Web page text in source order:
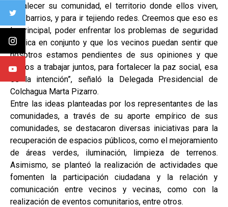
fortalecer su comunidad, el territorio donde ellos viven,
sus barrios, y para ir tejiendo redes. Creemos que eso es
lo principal, poder enfrentar los problemas de seguridad
pública en conjunto y que los vecinos puedan sentir que
nosotros estamos pendientes de sus opiniones y que
vamos a trabajar juntos, para fortalecer la paz social, esa
es la intención”, señaló la Delegada Presidencial de
Colchagua Marta Pizarro.
Entre las ideas planteadas por los representantes de las
comunidades, a través de su aporte empírico de sus
comunidades, se destacaron diversas iniciativas para la
recuperación de espacios públicos, como el mejoramiento
de áreas verdes, iluminación, limpieza de terrenos.
Asimismo, se planteó la realización de actividades que
fomenten la participación ciudadana y la relación y
comunicación entre vecinos y vecinas, como con la
realización de eventos comunitarios, entre otros.